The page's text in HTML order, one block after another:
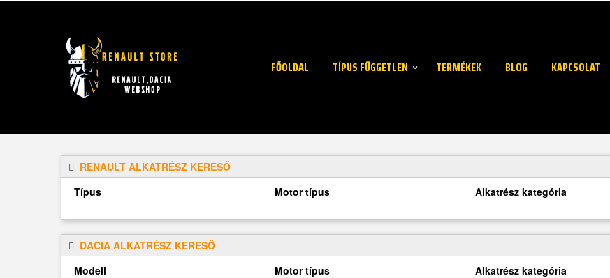
FŐOLDAL TÍPUS FÜGGETLEN TERMÉKEK BLOG KAPCSOLAT
RENAULT ALKATRÉSZ KERESŐ
Típus
Motor típus Alkatrész kategória
DACIA ALKATRÉSZ KERESŐ
Modell
Motor típus Alkatrész kategória